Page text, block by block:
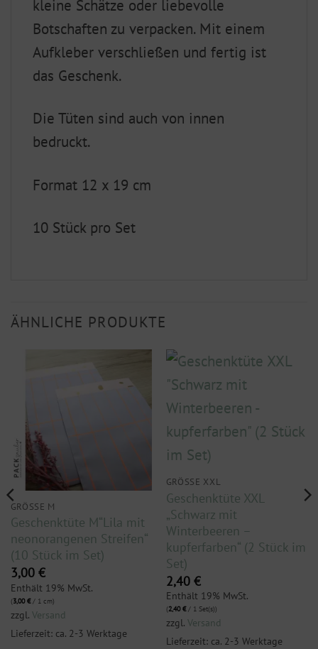
kleine Schätze oder liebevolle
Botschaften zu verpacken. Mit einem
Aufkleber verschließen und fertig ist
das Geschenk.
Die Tüten sind auch von innen
bedruckt.
Format 12 x 19 cm
10 Stück pro Set
ÄHNLICHE PRODUKTE
GRÖSSE M
Geschenktüte M“Lila mit
neonorangenen Streifen“
(10 Stück im Set)
3,00 €
Enthält 19% MwSt.
(3,00€/ 1 cm)
zzgl. Versand
Lieferzeit: ca. 2-3 Werktage
GRÖSSE XXL
Geschenktüte XXL
„Schwarz mit
Winterbeeren –
kupferfarben“ (2 Stück im
Set)
2,40 €
Enthält 19% MwSt.
(2,40€/ 1 Set(s))
zzgl. Versand
Lieferzeit: ca. 2-3 Werktage